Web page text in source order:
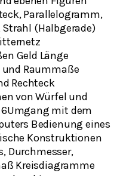
Parallelogramm,
Strahl (Halbgerade)
Geld Länge
Raummaße
Rechteck
von Würfel und
6Umgang mit dem
Bedienung eines
Konstruktionen
Durchmesser,
Kreisdiagramme